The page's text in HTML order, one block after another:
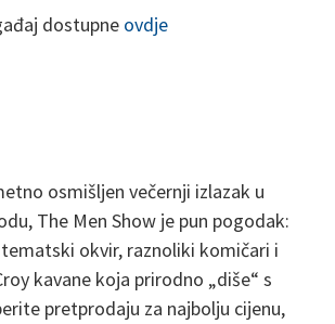
dostupne ovdje
osmišljen večernji izlazak u
The Men Show je pun pogodak:
okvir, raznoliki komičari i
kavane koja prirodno „diše“ s
pretprodaju za najbolju cijenu,